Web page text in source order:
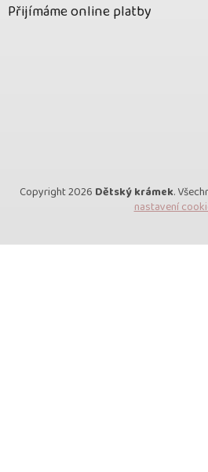
Přijímáme online platby
Copyright 2026 Dětský krámek.
nastavení